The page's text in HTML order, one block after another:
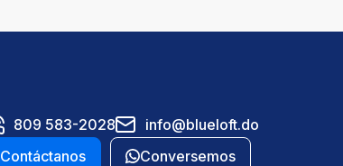
809 583-2028
info@blueloft.do
Contáctanos
Conversemos